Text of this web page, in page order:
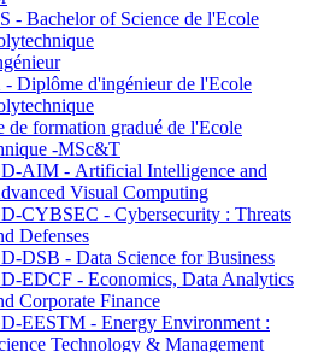
- Bachelor of Science de l'Ecole
- Diplôme d'ingénieur de l'Ecole
de formation gradué de l'Ecole
-MSc&T
AIM - Artificial Intelligence and
Visual Computing
CYBSEC - Cybersecurity : Threats
Defenses
DSB - Data Science for Business
EDCF - Economics, Data Analytics
Corporate Finance
EESTM - Energy Environment :
Technology & Management